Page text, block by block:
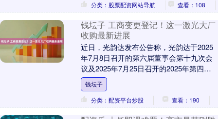
分类：股票配资网站导航
查看：108
钱坛子 工商变更登记！这一激光大厂
收购最新进展
近日，光韵达发布公告称，光韵达于2025
年7月8日召开的第六届董事会第十九次会
议及2025年7月25日召开的2025年第四次
临时股东大会，审议通过了《关于公司
以....
钱坛子
分类：配资平台炒股
查看：190